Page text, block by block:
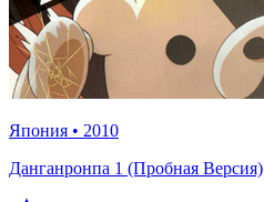
Япония • 2010
Данганронпа 1 (Пробная Версия)